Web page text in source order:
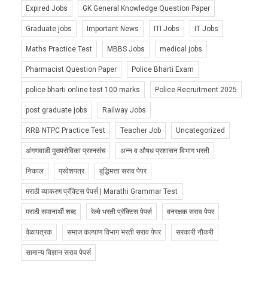
Expired Jobs GK General Knowledge Question Paper
Graduate jobs Important News ITI Jobs IT Jobs
Maths Practice Test MBBS Jobs medical jobs
Pharmacist Question Paper Police Bharti Exam
police bharti online test 100 marks Police Recruitment 2025
post graduate jobs Railway Jobs
RRB NTPC Practice Test Teacher Job Uncategorized
अंगणवाडी मुख्यसेविका प्रश्नसंच अन्न व औषध प्रशासन विभाग भरती
निकाल प्रवेशपत्र बुद्धिमत्ता सराव पेपर
मराठी व्याकरण प्रॅक्टिस पेपर्स | Marathi Grammar Test
मराठी समानार्थी शब्द रेल्वे भरती प्रॅक्टिस पेपर्स वनरक्षक सराव पेपर
वेळापत्रक समाज कल्याण विभाग भरती सराव पेपर सरकारी नौकरी
सामान्य विज्ञान सराव पेपर्स